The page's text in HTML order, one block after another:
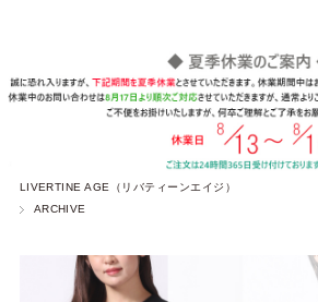
LIVERTINE AGE（リバティーンエイジ）
ARCHIVE